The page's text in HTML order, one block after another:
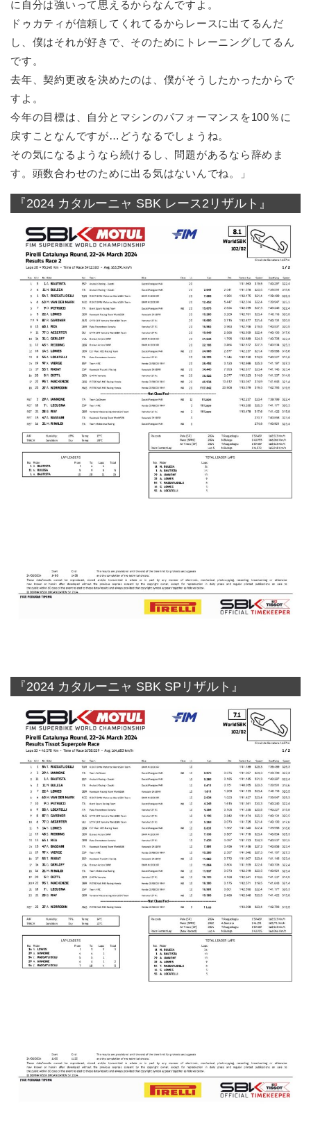
に自分は強いって思えるからなんですよ。
ドゥカティが信頼してくれてるからレースに出てるんだ
し、僕はそれが好きで、そのためにトレーニングしてるん
です。
去年、契約更改を決めたのは、僕がそうしたかったからで
すよ。
今年の目標は、自分とマシンのパフォーマンスを100％に
戻すことなんですが…どうなるでしょうね。
その気になるようなら続けるし、問題があるなら辞めま
す。頭数合わせのために出る気はないんでね。」
『2024 カタルーニャ SBK レース2リザルト』
『2024 カタルーニャ SBK SPリザルト』